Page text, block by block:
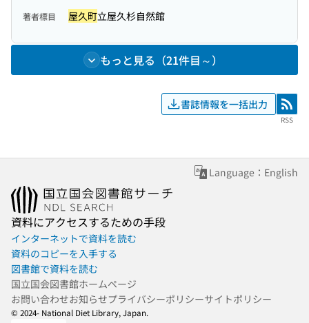
著者標目 屋久町立屋久杉自然館
もっと見る（21件目～）
書誌情報を一括出力 RSS
RSS
Language：English
資料にアクセスするための手段
インターネットで資料を読む
資料のコピーを入手する
図書館で資料を読む
国立国会図書館ホームページ
お問い合わせお知らせプライバシーポリシーサイトポリシー
© 2024- National Diet Library, Japan.